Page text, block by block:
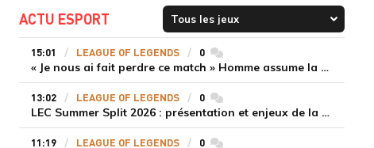
ACTU ESPORT
15:01 LEAGUE OF LEGENDS 0commentaires
« Je nous ai fait perdre ce match » Homme assume la responsabilité de la défaite de HLE face à Gen.G
13:02 LEAGUE OF LEGENDS 0commentaires
LEC Summer Split 2026 : présentation et enjeux de la troisième semaine de compétition
11:19 LEAGUE OF LEGENDS 0commentaires